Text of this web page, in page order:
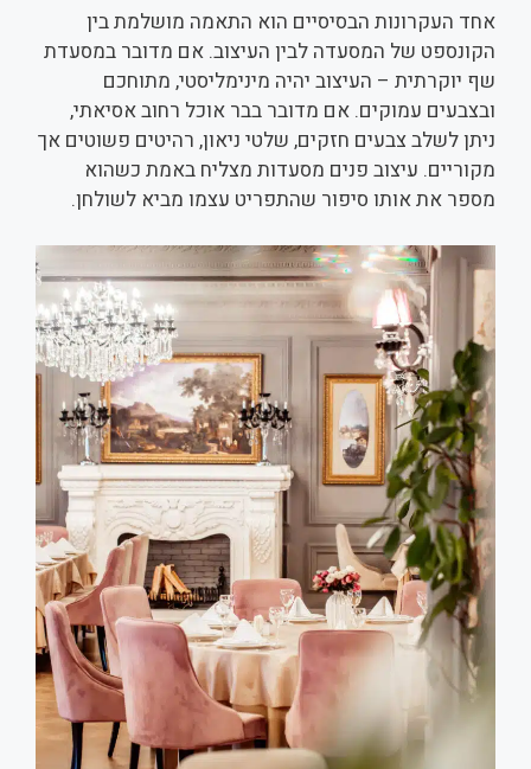
אחד העקרונות הבסיסיים הוא התאמה מושלמת בין
הקונספט של המסעדה לבין העיצוב. אם מדובר במסעדת
שף יוקרתית – העיצוב יהיה מינימליסטי, מתוחכם
ובצבעים עמוקים. אם מדובר בבר אוכל רחוב אסיאתי,
ניתן לשלב צבעים חזקים, שלטי ניאון, רהיטים פשוטים אך
מקוריים. עיצוב פנים מסעדות מצליח באמת כשהוא
מספר את אותו סיפור שהתפריט עצמו מביא לשולחן.